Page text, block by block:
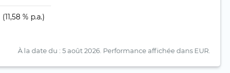
(11,58 % p.a.)
À la date du : 5 août 2026. Performance affichée dans EUR.